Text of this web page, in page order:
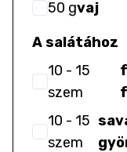
50 gvaj
A salátához
10 - 15
szem
10 - 15
szem